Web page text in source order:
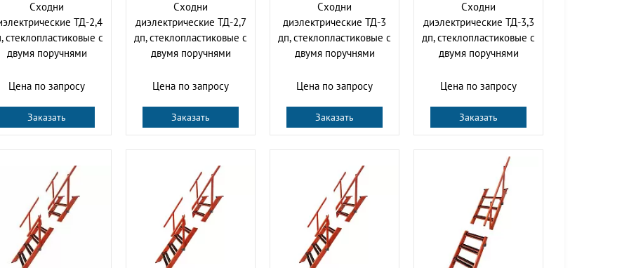
Сходни
ТД-2,4
стеклопластиковые с
двумя поручнями
Цена по запросу
Заказать
Сходни
диэлектрические ТД-2,7
дп, стеклопластиковые с
двумя поручнями
Цена по запросу
Заказать
Сходни
диэлектрические ТД-3
дп, стеклопластиковые с
двумя поручнями
Цена по запросу
Заказать
Сходни
диэлектрические ТД-3,3
дп, стеклопластиковые с
двумя поручнями
Цена по запросу
Заказать